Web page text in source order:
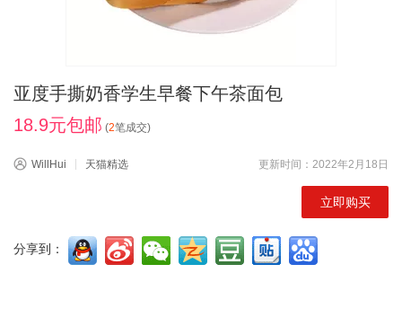
亚度手撕奶香学生早餐下午茶面包
18.9元包邮 (2笔成交)
WillHui 天猫精选 更新时间：2022年2月18日
立即购买
分享到：